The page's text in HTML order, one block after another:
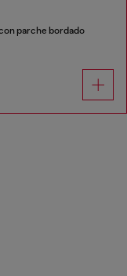
parche bordado